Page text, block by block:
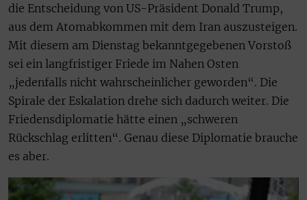
die Entscheidung von US-Präsident Donald Trump,
aus dem Atomabkommen mit dem Iran auszusteigen.
Mit diesem am Dienstag bekanntgegebenen Vorstoß
sei ein langfristiger Friede im Nahen Osten
„jedenfalls nicht wahrscheinlicher geworden“. Die
Spirale der Eskalation drehe sich dadurch weiter. Die
Friedensdiplomatie hätte einen „schweren
Rückschlag erlitten“. Genau diese Diplomatie brauche
es aber.